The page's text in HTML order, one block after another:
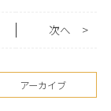
>
次へ
アーカイブ